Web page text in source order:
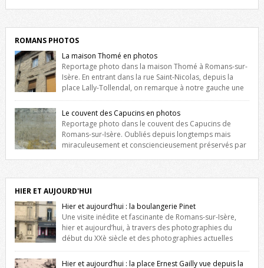
ROMANS PHOTOS
La maison Thomé en photos
Reportage photo dans la maison Thomé à Romans-sur-
Isère. En entrant dans la rue Saint-Nicolas, depuis la
place Lally-Tollendal, on remarque à notre gauche une
maison construite au XVIè siècle. Les deux façades sont ornées de
fenêtres jumelles à meneaux. Entre ces deux étages, on peut voir une
niche qui contient une statue de la Vierge. […]
Le couvent des Capucins en photos
Reportage photo dans le couvent des Capucins de
Romans-sur-Isère. Oubliés depuis longtemps mais
miraculeusement et consciencieusement préservés par
l’histoire de la redécouverte de vestiges du couvent des Capucins !
Petit retour sur l’histoire […]
HIER ET AUJOURD'HUI
Hier et aujourd’hui : la boulangerie Pinet
Une visite inédite et fascinante de Romans-sur-Isère,
hier et aujourd’hui, à travers des photographies du
début du XXè siècle et des photographies actuelles
prises exactement dans le même cadre ! A l’angle de la place Jean
Jaurès et de l’avenue Victor Hugo (à côté d’Intermarché), à Romans. La
Hier et aujourd’hui : la place Ernest Gailly vue depuis la